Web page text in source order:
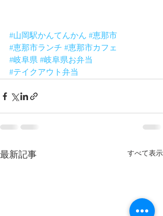
#山岡駅かんてんかん #恵那市
#恵那市ランチ #恵那市カフェ
#岐阜県 #岐阜県お弁当
#テイクアウト弁当
最新記事 すべて表示